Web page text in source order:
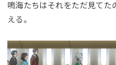
鳴海たちはそれをただ見てた
える。